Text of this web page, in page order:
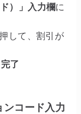
）」入力欄に
して、割引が
了
コード入力